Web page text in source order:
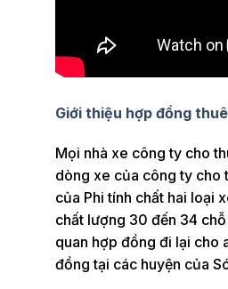
Giới thiệu hợp đồng
Mọi nhà xe công ty cho
dòng xe của công ty cho
của Phi tính chất hai loại
chất lượng 30 đến 34
quan hợp đồng đi lại cho
đồng tại các huyện của